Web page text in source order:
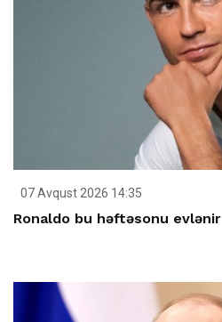
07 Avqust 2026 14:35
Ronaldo bu həftəsonu evlənir